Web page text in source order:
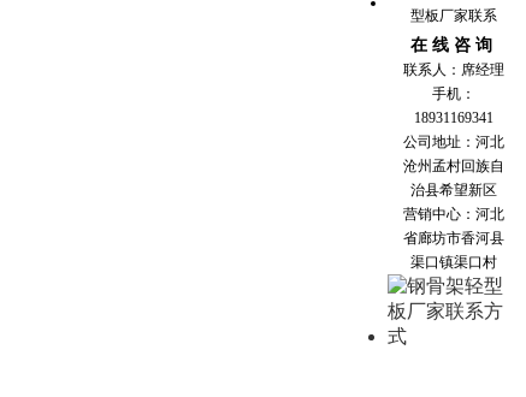
在 线 咨 询
联系人：席经理
手机：
18931169341
公司地址：河北
沧州孟村回族自
治县希望新区
营销中心：河北
省廊坊市香河县
渠口镇渠口村